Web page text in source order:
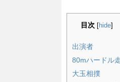
目次 [hide]
出演者
80mハードル
大玉相撲